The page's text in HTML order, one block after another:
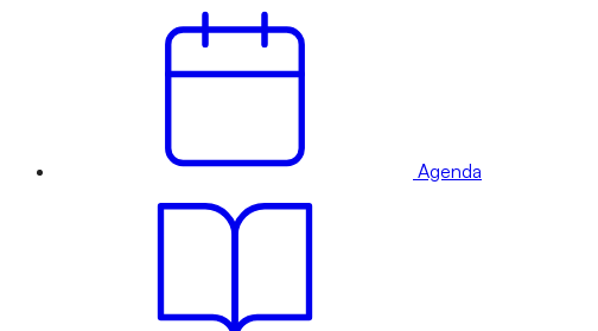
Agenda